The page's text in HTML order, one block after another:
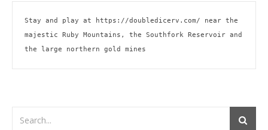
Stay and play at https://doubledicerv.com/ near the
majestic Ruby Mountains, the Southfork Reservoir and
the large northern gold mines